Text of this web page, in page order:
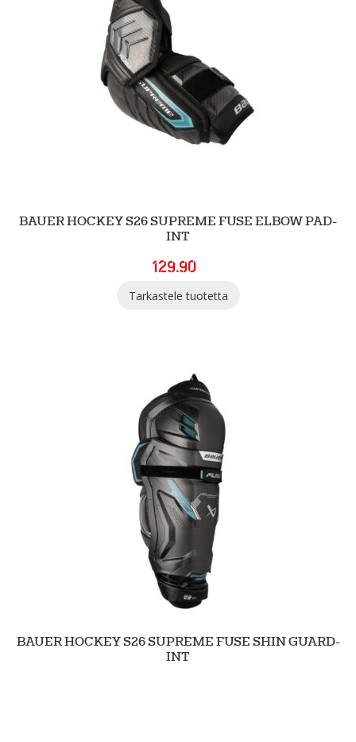
BAUER HOCKEY S26 SUPREME FUSE ELBOW PAD-
INT
129.90
Tarkastele tuotetta
BAUER HOCKEY S26 SUPREME FUSE SHIN GUARD-
INT